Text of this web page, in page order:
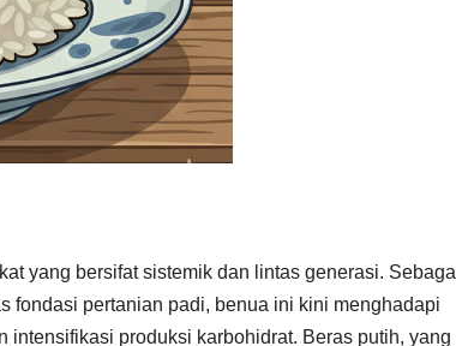
yang bersifat sistemik dan lintas generasi.
fondasi pertanian padi, benua ini kini menghadapi
produksi karbohidrat. Beras putih, yang